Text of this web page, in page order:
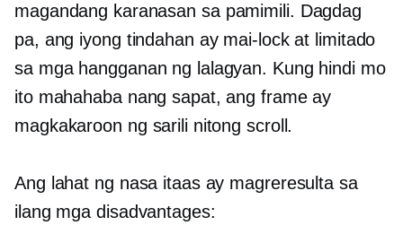
magandang karanasan sa pamimili. Dagdag
pa, ang iyong tindahan ay mai-lock at limitado
sa mga hangganan ng lalagyan. Kung hindi mo
ito mahahaba nang sapat, ang frame ay
magkakaroon ng sarili nitong scroll.
Ang lahat ng nasa itaas ay magreresulta sa
ilang mga disadvantages: